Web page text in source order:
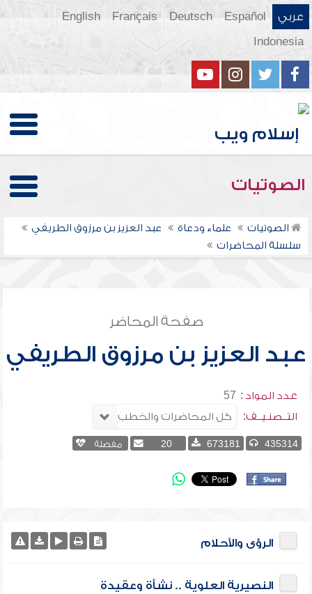
عربي Español
Deutsch
Français
English
Indonesia
الصوتيات
الصوتيات علماء ودعاة
عبد العزيز بن مرزوق الطريفي
سلسلة المحاضرات
صفحة المحاضر
عبد العزيز بن مرزوق الطريفي
عدد المواد : 57
التــصنـيــف:
435314
673181
20 مفضلة
الرؤى والأحلام
النصيرية العلوية .. نشأة وعقيدة